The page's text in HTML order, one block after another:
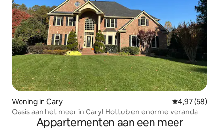
Woning in Cary Gemiddelde
4,97 (58)
Oasis aan het meer in Cary! Hottub en enorme veranda
Appartementen aan een meer